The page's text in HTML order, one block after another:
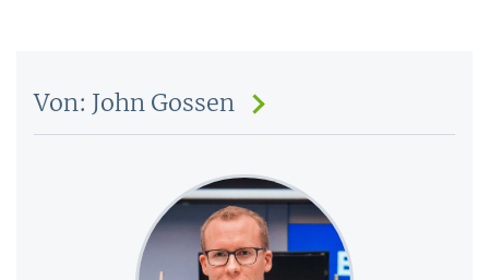
Von: John Gossen